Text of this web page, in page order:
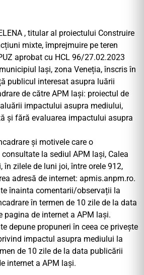
, titular al proiectului Construire
mixte, împrejmuire pe teren
aprobat cu HCL 96/27.02.2023
lași, zona Veneția, înscris în
publicul interesat asupra luării
de către APM lași: proiectul de
impactului asupra mediului,
și fără evaluarea impactului asupra
și motivele care o
la sediul APM lași, Calea
în zilele de luni joi, între orele 912,
adresă de internet: apmis.anpm.ro.
înainta comentarii/observații la
în termen de 10 zile de la data
pagina de internet a APM lași.
depune propuneri în ceea ce privește
impactul asupra mediului la
de 10 zile de la data publicării
internet a APM lași.